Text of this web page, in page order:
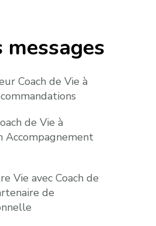
messages
Coach de Vie à
de Vie à
Accompagnement
Vie avec Coach de
de